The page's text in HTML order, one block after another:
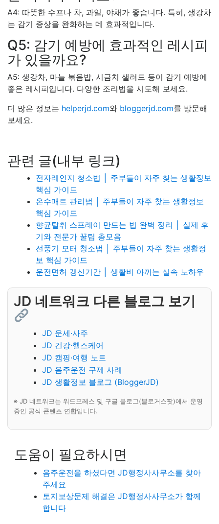
A4: 따뜻한 수프나 차, 과일, 야채가 좋습니다. 특히, 생강차
는 감기 증상을 완화하는 데 효과적입니다.
Q5: 감기 예방에 효과적인 레시피
가 있을까요?
A5: 생강차, 마늘 볶음밥, 시금치 샐러드 등이 감기 예방에
좋은 레시피입니다. 다양한 조리법을 시도해 보세요.
더 많은 정보는 helperjd.com와 bloggerjd.com를 방문해
보세요.
관련 글(내부 링크)
전자레인지 청소법 │ 주부들이 자주 찾는 생활정보
핵심 가이드
온수매트 관리법 │ 주부들이 자주 찾는 생활정보
핵심 가이드
향균탈취 스프레이 만드는 법 완벽 정리 │ 실제 후
기와 전문가 꿀팁 총모음
선풍기 모터 청소법 │ 주부들이 자주 찾는 생활정
보 핵심 가이드
운전면허 갱신기간 │ 생활비 아끼는 실속 노하우
JD 네트워크 다른 블로그 보기
JD 운세·사주
JD 건강·헬스케어
JD 캠핑·여행 노트
JD 음주운전 구제 사례
JD 생활정보 블로그 (BloggerJD)
※ JD 네트워크는 워드프레스 및 구글 블로그(블로거스팟)에서 운영
중인 공식 콘텐츠 연합입니다.
도움이 필요하시면
음주운전을 하셨다면 JD행정사사무소를 찾아
주세요
토지보상문제 해결은 JD행정사사무소가 함께
합니다